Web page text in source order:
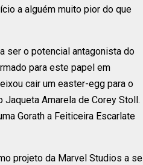
a alguém muito pior do que
ser o potencial antagonista do
para este papel em
cair um easter-egg para o
Amarela de Corey Stoll.
Gorath a Feiticeira Escarlate
projeto da Marvel Studios a se